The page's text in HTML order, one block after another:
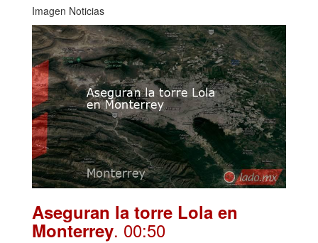
Imagen Noticias
Aseguran la torre Lola en
Monterrey. 00:50